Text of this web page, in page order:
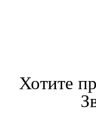
Хотите